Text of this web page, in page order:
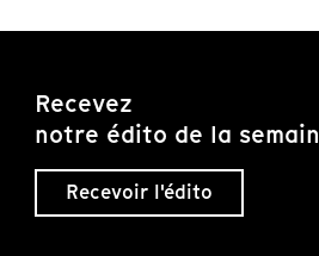
Recevez
notre édito de la
Recevoir l'édito